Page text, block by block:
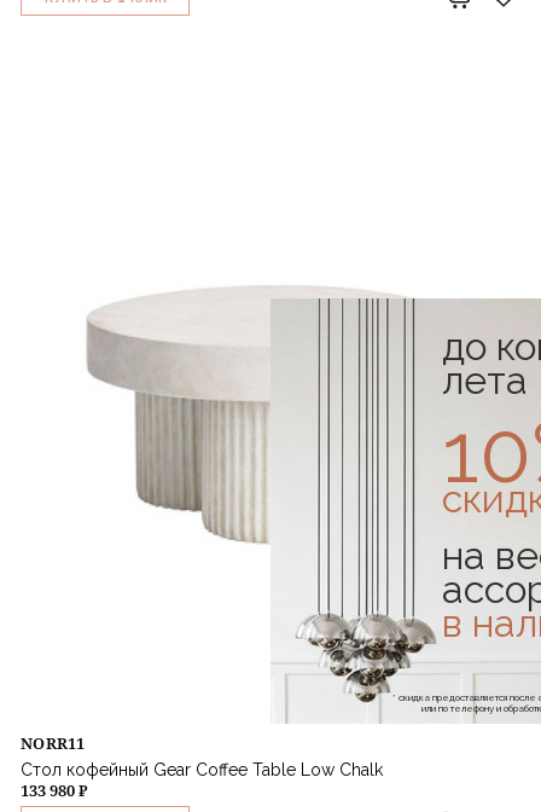
NORR11
Стол кофейный Gear Coffee Table Low Chalk
133 980 ₽
до
лета
на
в
* скидка предоставляется
или по телефону и